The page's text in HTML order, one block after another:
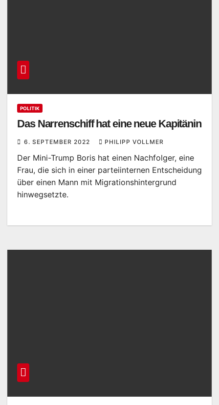
POLITIK
Das Narrenschiff hat eine neue Kapitänin
6. SEPTEMBER 2022 PHILIPP VOLLMER
Der Mini-Trump Boris hat einen Nachfolger, eine
Frau, die sich in einer parteiinternen Entscheidung
über einen Mann mit Migrationshintergrund
hinwegsetzte.